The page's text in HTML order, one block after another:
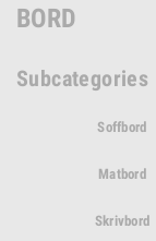
BORD
Subcategories
Soffbord
Matbord
Skrivbord